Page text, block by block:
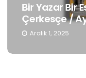
Bir Yazar Bir
Çerkesçe /
Aralık 1, 2025